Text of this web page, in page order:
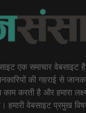
एक समाचार वेबसाइट
की गहराई से
करती है और हमारा
हमारी वेबसाइट प्रमुख